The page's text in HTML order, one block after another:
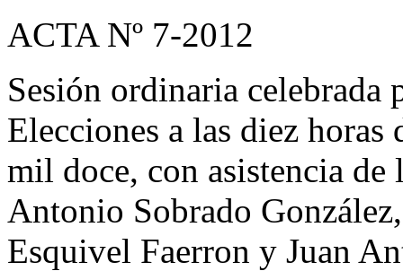
ACTA Nº 7-2012
Sesión ordinaria
Elecciones a las diez
mil doce, con asistencia
Antonio Sobrado
Esquivel Faerron y Juan